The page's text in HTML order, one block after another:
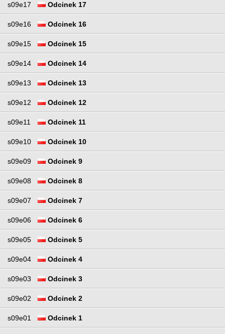
s09e17 Odcinek 17
s09e16 Odcinek 16
s09e15 Odcinek 15
s09e14 Odcinek 14
s09e13 Odcinek 13
s09e12 Odcinek 12
s09e11 Odcinek 11
s09e10 Odcinek 10
s09e09 Odcinek 9
s09e08 Odcinek 8
s09e07 Odcinek 7
s09e06 Odcinek 6
s09e05 Odcinek 5
s09e04 Odcinek 4
s09e03 Odcinek 3
s09e02 Odcinek 2
s09e01 Odcinek 1